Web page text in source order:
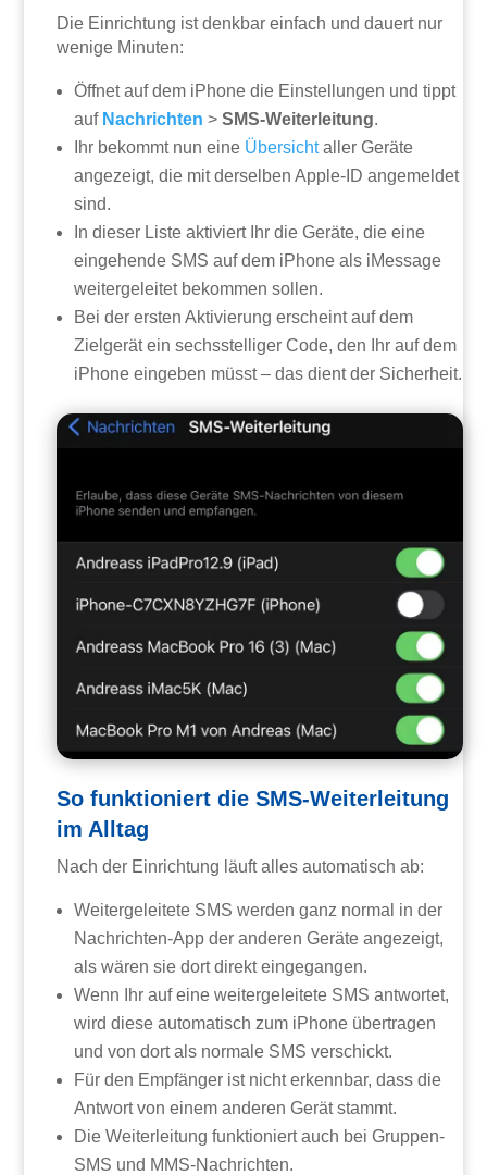
Die Einrichtung ist denkbar einfach und dauert nur
wenige Minuten:
Öffnet auf dem iPhone die Einstellungen und tippt
auf Nachrichten >SMS-Weiterleitung.
Ihr bekommt nun eine Übersichtaller Geräte
angezeigt, die mit derselben Apple-ID angemeldet
sind.
In dieser Liste aktiviert Ihr die Geräte, die eine
eingehende SMS auf dem iPhone als iMessage
weitergeleitet bekommen sollen.
Bei der ersten Aktivierung erscheint auf dem
Zielgerät ein sechsstelliger Code, den Ihr auf dem
iPhone eingeben müsst – das dient der Sicherheit.
So funktioniert die SMS-Weiterleitung
im Alltag
Nach der Einrichtung läuft alles automatisch ab:
Weitergeleitete SMS werden ganz normal in der
Nachrichten-App der anderen Geräte angezeigt,
als wären sie dort direkt eingegangen.
Wenn Ihr auf eine weitergeleitete SMS antwortet,
wird diese automatisch zum iPhone übertragen
und von dort als normale SMS verschickt.
Für den Empfänger ist nicht erkennbar, dass die
Antwort von einem anderen Gerät stammt.
Die Weiterleitung funktioniert auch bei Gruppen-
SMS und MMS-Nachrichten.